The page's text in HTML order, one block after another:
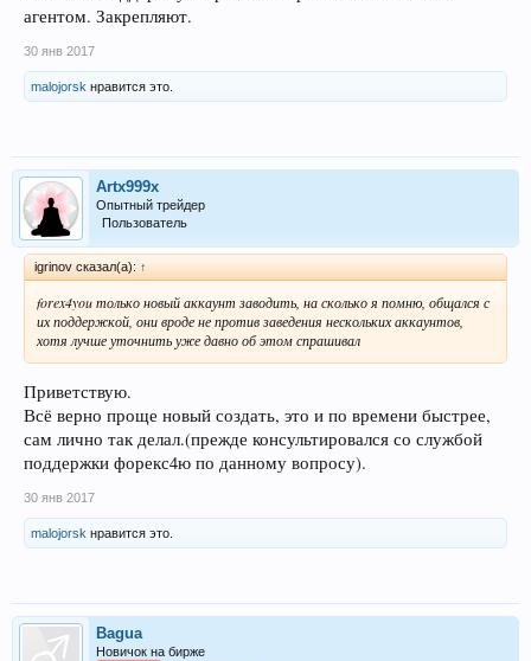
агентом. Закрепляют.
30 янв 2017
malojorsk нравится это.
Artx999x
Опытный трейдер
Пользователь
igrinov сказал(а): ↑
forex4you только новый аккаунт заводить, на сколько я помню, общался с
их поддержкой, они вроде не против заведения нескольких аккаунтов,
хотя лучше уточнить уже давно об этом спрашивал
Приветствую.
Всё верно проще новый создать, это и по времени быстрее,
сам лично так делал.(прежде консультировался со службой
поддержки форекс4ю по данному вопросу).
30 янв 2017
malojorsk нравится это.
Bagua
Новичок на бирже